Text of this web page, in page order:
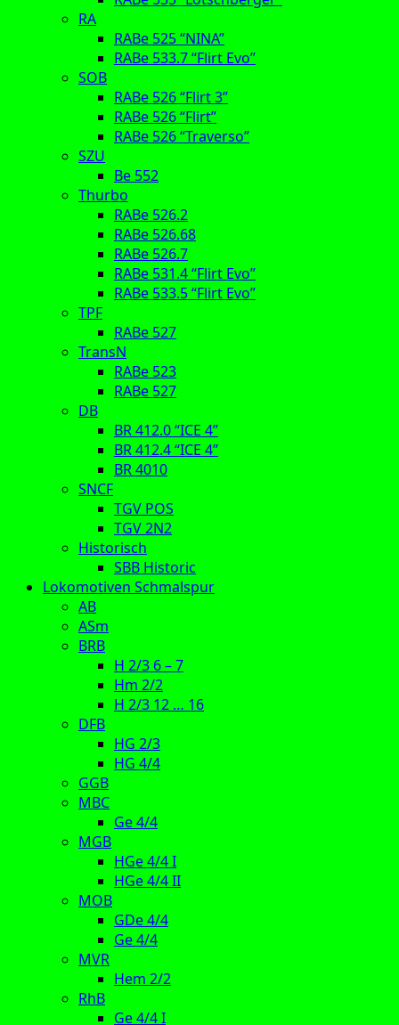
RA
RABe 525 “NINA”
RABe 533.7 “Flirt Evo”
SOB
RABe 526 “Flirt 3”
RABe 526 “Flirt”
RABe 526 “Traverso”
SZU
Be 552
Thurbo
RABe 526.2
RABe 526.68
RABe 526.7
RABe 531.4 “Flirt Evo”
RABe 533.5 “Flirt Evo”
TPF
RABe 527
TransN
RABe 523
RABe 527
DB
BR 412.0 “ICE 4”
BR 412.4 “ICE 4”
BR 4010
SNCF
TGV POS
TGV 2N2
Historisch
SBB Historic
Lokomotiven Schmalspur
AB
ASm
BRB
H 2/3 6 – 7
Hm 2/2
H 2/3 12 … 16
DFB
HG 2/3
HG 4/4
GGB
MBC
Ge 4/4
MGB
HGe 4/4 I
HGe 4/4 II
MOB
GDe 4/4
Ge 4/4
MVR
Hem 2/2
RhB
Ge 4/4 I